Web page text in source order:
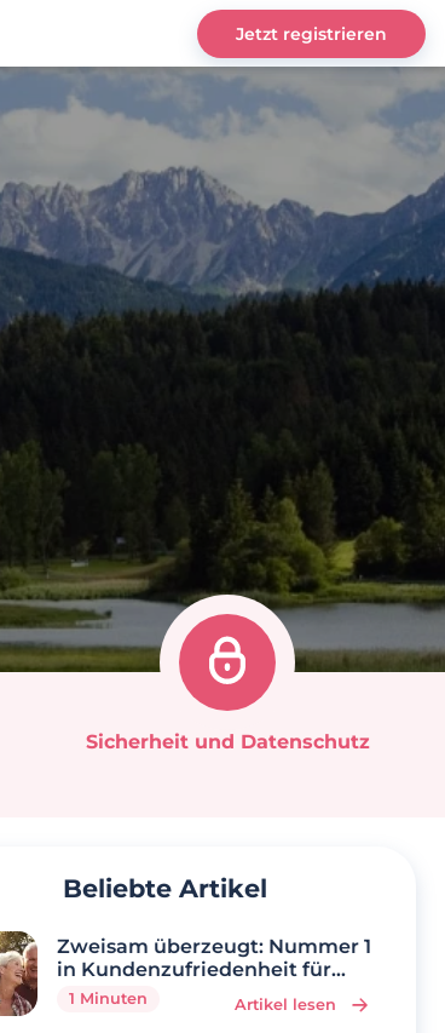
Jetzt registrieren
Sicherheit und Datenschutz
Beliebte Artikel
Zweisam überzeugt: Nummer 1
in Kundenzufriedenheit für
Singles über 50
1 Minuten Artikel lesen